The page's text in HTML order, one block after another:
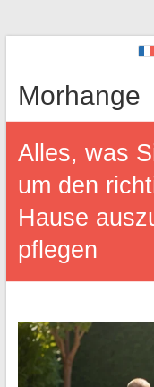
Morhange
Alles, was
um den
Hause
pflegen